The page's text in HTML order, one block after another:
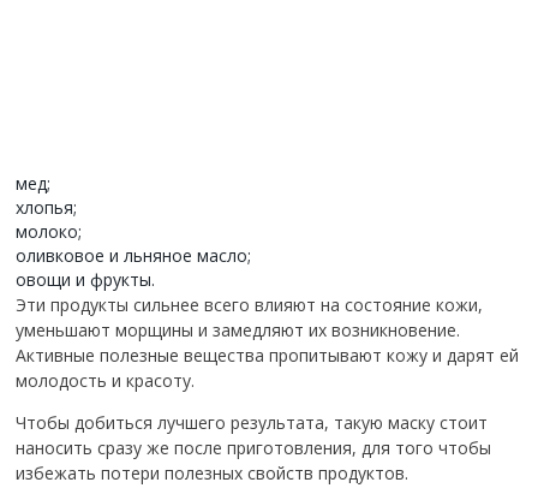
мед;
хлопья;
молоко;
оливковое и льняное масло;
овощи и фрукты.
Эти продукты сильнее всего влияют на состояние кожи,
уменьшают морщины и замедляют их возникновение.
Активные полезные вещества пропитывают кожу и дарят ей
молодость и красоту.
Чтобы добиться лучшего результата, такую маску стоит
наносить сразу же после приготовления, для того чтобы
избежать потери полезных свойств продуктов.